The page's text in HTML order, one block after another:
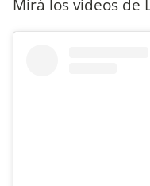
Mirá los videos de